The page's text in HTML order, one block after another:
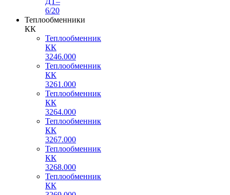
6/20
Теплообменники
КК
Теплообменник
КК
3246.000
Теплообменник
КК
3261.000
Теплообменник
КК
3264.000
Теплообменник
КК
3267.000
Теплообменник
КК
3268.000
Теплообменник
КК